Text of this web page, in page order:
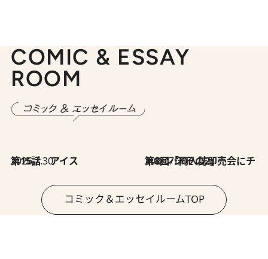
COMIC & ESSAY
ROOM
2026.7.30
第15話 アイス 2026.7.30
第8回「同人誌即売会にチャレンジ その2」
コミック＆エッセイルームTOP